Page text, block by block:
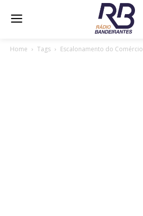
Home Tags Escalonamento do Comércio